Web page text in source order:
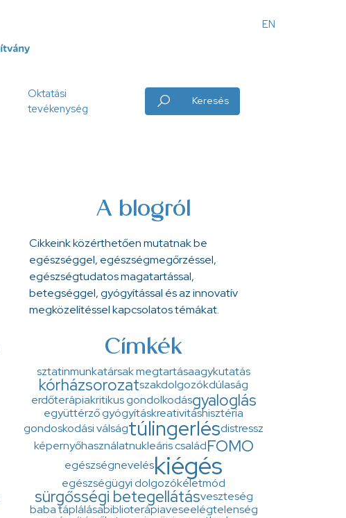
Angol
EN
Oktatási
tevékenység
Keresés
A blogról
Cikkeink közérthetően mutatnak be
egészséggel, egészségmegőrzéssel,
egészségtudatos magatartással,
betegséggel, gyógyítással és az innovatív
megközelítéssel kapcsolatos témákat.
Címkék
sztatinmunkatársak megtartásaagykutatás
kórházsorozatszakdolgozókdúlaság
erdőterápiakritikus gondolkodásgyaloglás
együttérző gyógyításkreativitáshisztéria
gondoskodási válságtúlingerlésdistressz
képernyőhasználatnukleáris családFOMO
egészségneveléskiégés
egészségügyi dolgozókéletmód
sürgősségi betegellátásveszteség
baba táplálásabiblioterápiaveseelégtelenség